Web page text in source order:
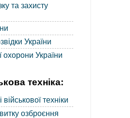
та захисту
України
України
техніка:
техніки
озброєння